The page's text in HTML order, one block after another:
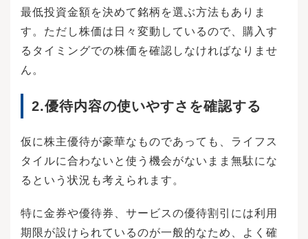
弱くなることを「円安」といいます。例えば1米
円から110円になったときは円安です。国内株式
を売買する際には円高・円安を特に気にする必
いる企業は為替の動きが株価に反映されること
高のときに株価が下落する傾向にあり、主に輸
入に頼る電力やガス、化学工業などは円安時に
「株式市場（かぶしきしじょう）」や「証券取
日本には東京証券取引所以外にも福岡や名古屋
などにも証券取引所があり、それぞれ取引する
にも「プライム市場」、「スタンダード市
場」、「グロース市場」と3つの市場があり、市
場ごとに企業の規模や上場基準も変わります。
最低投資金額を決めて銘柄を選ぶ方法もありま
す。ただし株価は日々変動しているので、購入す
るタイミングでの株価を確認しなければなりませ
ん。
2.優待内容の使いやすさを確認する
仮に株主優待が豪華なものであっても、ライフス
タイルに合わないと使う機会がないまま無駄にな
るという状況も考えられます。
特に金券や優待券、サービスの優待割引には利用
期限が設けられているのが一般的なため、よく確